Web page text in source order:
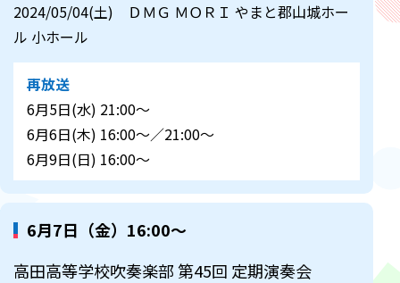
2024/05/04(土) ＤＭＧ ＭＯＲＩ やまと郡山城ホー
ル 小ホール
再放送
6月5日(水) 21:00～
6月6日(木) 16:00～／21:00～
6月9日(日) 16:00～
6月7日（金）16:00～
高田高等学校吹奏楽部 第45回 定期演奏会